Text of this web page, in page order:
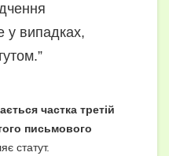
у випадках,
частка третій
письмового
статут.